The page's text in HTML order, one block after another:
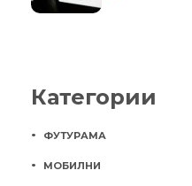
Категории
ФУТУРАМА
МОБИЛНИ